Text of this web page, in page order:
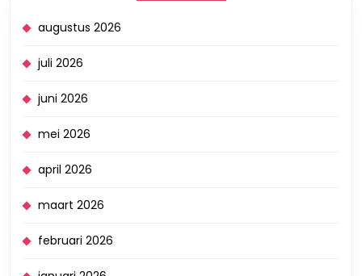
augustus 2026
juli 2026
juni 2026
mei 2026
april 2026
maart 2026
februari 2026